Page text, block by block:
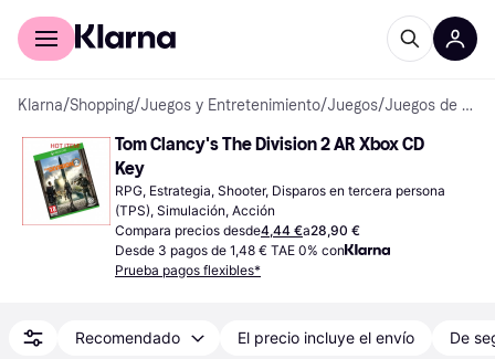
Comprar con Klarna
Klarna/Shopping/Juegos y Entretenimiento/Juegos/ Juegos de Xbox One
Tom Clancy's The Division 2 AR Xbox CD
Key
RPG, Estrategia, Shooter, Disparos en tercera persona
(TPS), Simulación, Acción
Compara precios desde4,44 €a28,90 €
Desde 3 pagos de 1,48 € TAE 0% con
Prueba pagos flexibles*
Recomendado El precio incluye el envío De